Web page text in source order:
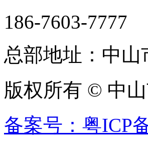
186-7603-7777
总部地址：中山
版权所有 © 中
备案号：粤ICP